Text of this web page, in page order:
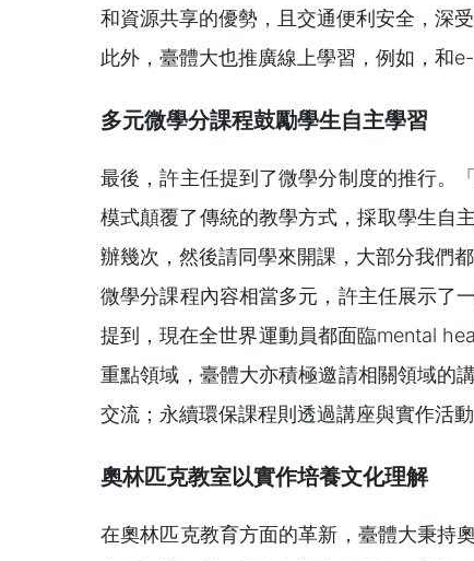
和資源共享的優勢，且交通便利安全，深受
此外，臺體大也推廣線上學習，例如，和
多元微學分課程鼓勵學生自主學習
最後，許主任提到了微學分制度的推行。
模式顛覆了傳統的教學方式，採取學生自
辦幾次，然後請同學來開課，大部分我們
微學分課程內容相當多元，許主任展示了
提到，現在全世界運動員都面臨mental
重點領域，臺體大亦積極邀請相關領域的
交流；永續環保課程則透過講座與實作活
奧林匹克教室以實作培養文化理解
在奧林匹克教育方面的革新，臺體大秉持